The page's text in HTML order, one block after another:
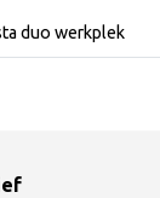
duo werkplek